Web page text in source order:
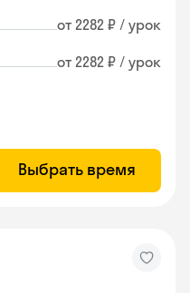
от 2282 ₽ / урок
от 2282 ₽ / урок
Выбрать время